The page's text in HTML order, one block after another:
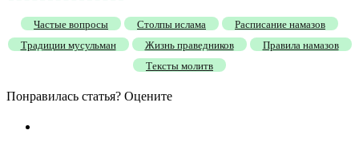
Частые вопросы Столпы ислама
Расписание намазов
Традиции мусульман
Жизнь праведников
Правила намазов
Тексты молитв
Понравилась статья? Оцените